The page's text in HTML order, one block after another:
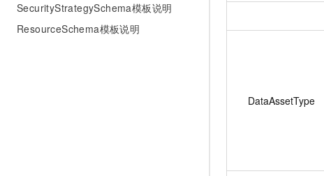
SecurityStrategySchema模板说明
ResourceSchema模板说明
DataAssetType